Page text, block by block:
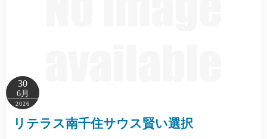
30
6月
2026
リテラス南千住サウス賢い選択